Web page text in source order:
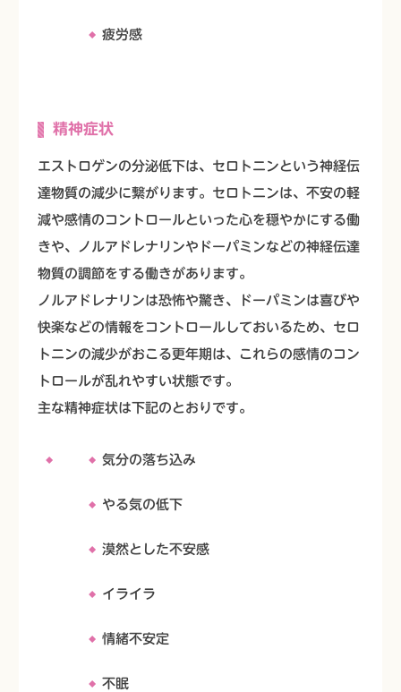
疲労感
精神症状
エストロゲンの分泌低下は、セロトニンという神経伝
達物質の減少に繋がります。セロトニンは、不安の軽
減や感情のコントロールといった心を穏やかにする働
きや、ノルアドレナリンやドーパミンなどの神経伝達
物質の調節をする働きがあります。
ノルアドレナリンは恐怖や驚き、ドーパミンは喜びや
快楽などの情報をコントロールしておいるため、セロ
トニンの減少がおこる更年期は、これらの感情のコン
トロールが乱れやすい状態です。
主な精神症状は下記のとおりです。
気分の落ち込み
やる気の低下
漠然とした不安感
イライラ
情緒不安定
不眠